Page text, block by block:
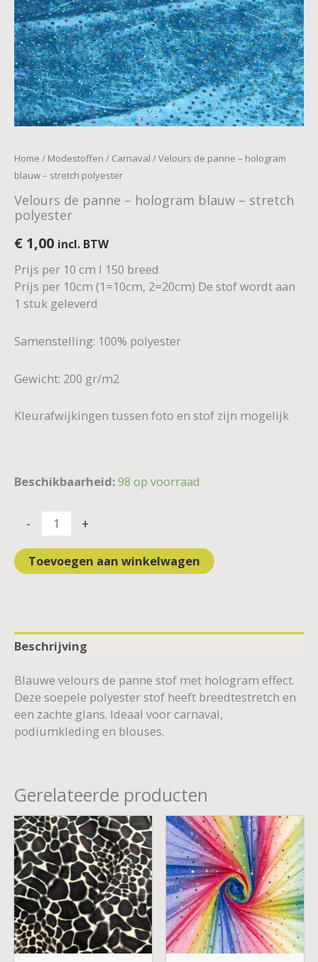
Home / Modestoffen / Carnaval / Velours de panne – hologram
blauw – stretch polyester
Velours de panne – hologram blauw – stretch
polyester
€ 1,00 incl. BTW
Prijs per 10 cm I 150 breed
Prijs per 10cm (1=10cm, 2=20cm) De stof wordt aan
1 stuk geleverd
Samenstelling: 100% polyester
Gewicht: 200 gr/m2
Kleurafwijkingen tussen foto en stof zijn mogelijk
Beschikbaarheid:98 op voorraad
- +
Toevoegen aan winkelwagen
Beschrijving
Blauwe velours de panne stof met hologram effect.
Deze soepele polyester stof heeft breedtestretch en
een zachte glans. Ideaal voor carnaval,
podiumkleding en blouses.
Gerelateerde producten